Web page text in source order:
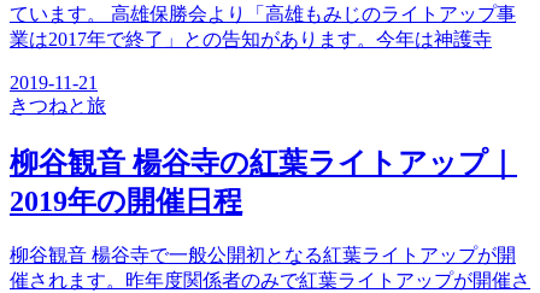
ています。 高雄保勝会より「高雄もみじのライトアップ事
業は2017年で終了」との告知があります。今年は神護寺
2019-11-21
きつねと旅
柳谷観音 楊谷寺の紅葉ライトアップ｜
2019年の開催日程
柳谷観音 楊谷寺で一般公開初となる紅葉ライトアップが開
催されます。昨年度関係者のみで紅葉ライトアップが開催さ